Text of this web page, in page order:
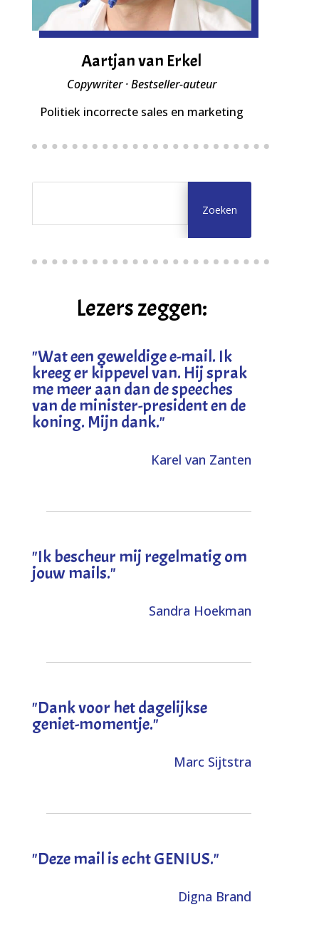
Aartjan van Erkel
Copywriter · Bestseller-auteur
Politiek incorrecte sales en marketing
Lezers zeggen:
"Wat een geweldige e-mail. Ik
kreeg er kippevel van. Hij sprak
me meer aan dan de speeches
van de minister-president en de
koning. Mijn dank."
Karel van Zanten
"Ik bescheur mij regelmatig om
jouw mails."
Sandra Hoekman
"Dank voor het dagelijkse
geniet-momentje."
Marc Sijtstra
"Deze mail is echt GENIUS."
Digna Brand